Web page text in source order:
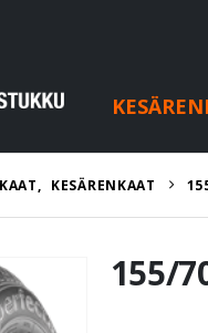
, KESÄRENKAAT
155/